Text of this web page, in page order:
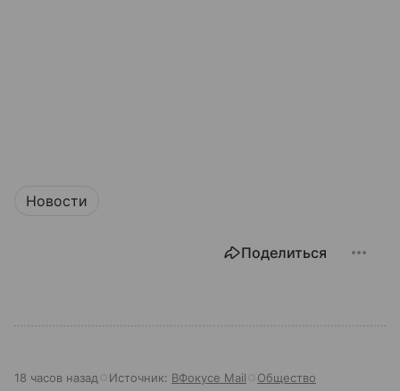
Новости
Поделиться
18 часов назад Источник: ВФокусе Mail Общество